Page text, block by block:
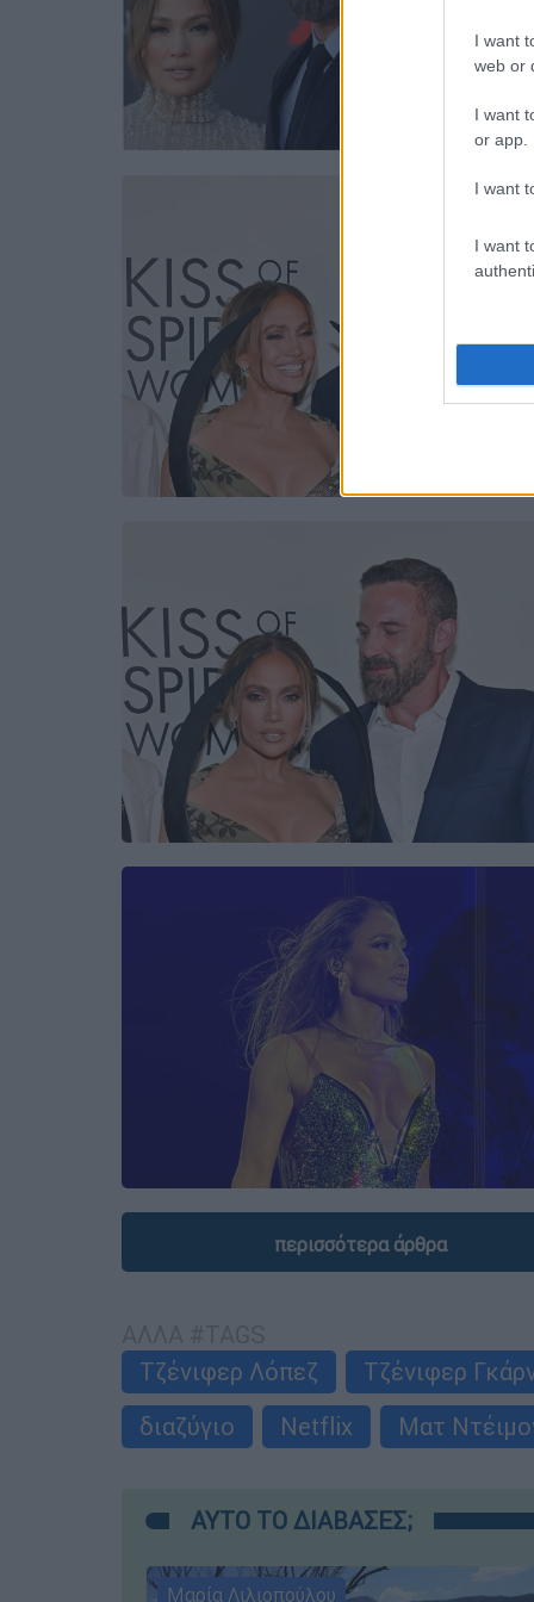
I want
web or
I want
or app.
I want
I want
περισσότερα άρθρα
Τζένιφερ Λόπεζ
Τζένιφερ
διαζύγιο
Netflix Ματ
ΑΥΤΟ ΤΟ ΔΙΑΒΑΣΕΣ;
Μαρία Λιλιοπούλου